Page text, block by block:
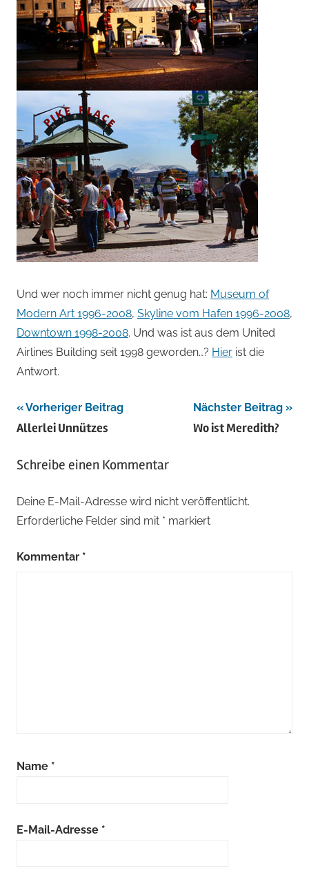
Und wer noch immer nicht genug hat: Museum of
Modern Art 1996-2008, Skyline vom Hafen 1996-2008,
Downtown 1998-2008. Und was ist aus dem United
Airlines Building seit 1998 geworden…? Hier ist die
Antwort.
Beitragsnavigation
Vorheriger Beitrag
Allerlei Unnützes
Nächster Beitrag
Wo ist Meredith?
Schreibe einen Kommentar
Deine E-Mail-Adresse wird nicht veröffentlicht.
Erforderliche Felder sind mit * markiert
Kommentar *
Name *
E-Mail-Adresse *